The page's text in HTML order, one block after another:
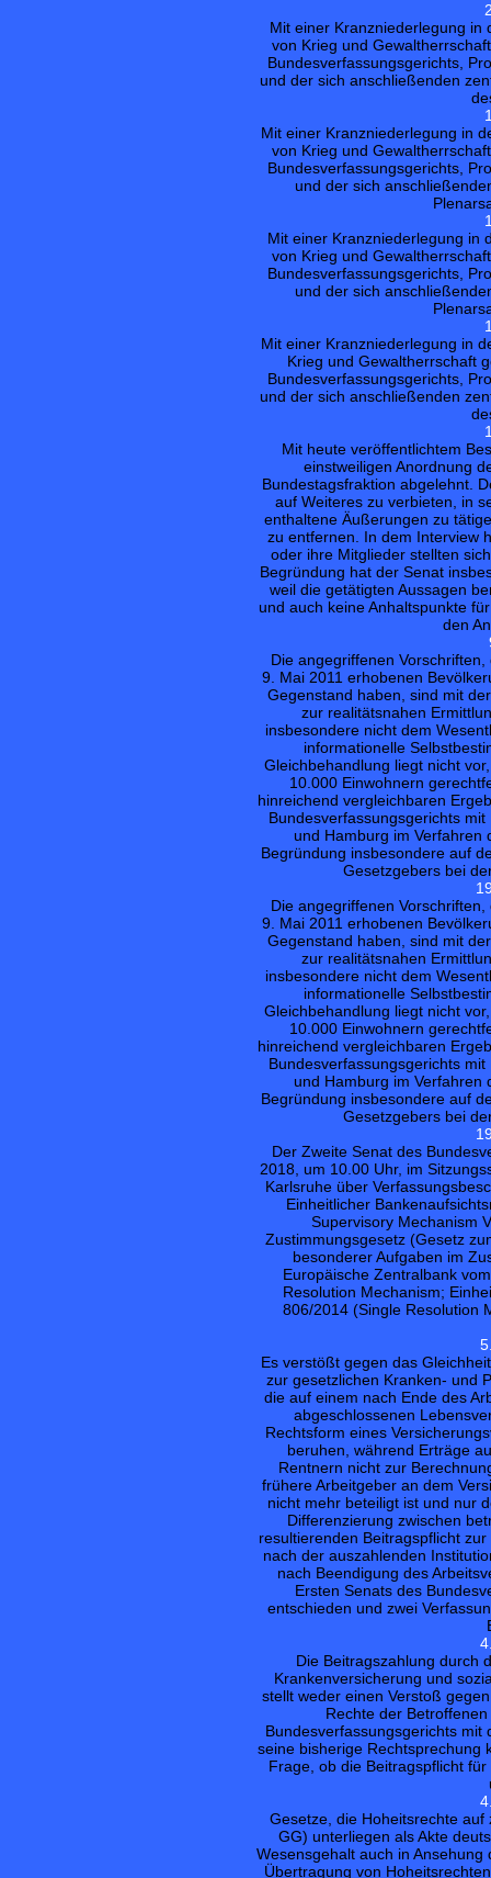
Mit einer Kranzniederlegung in
von Krieg und
Bundesverfassungsgerichts,
und der sich anschließenden
Mit einer Kranzniederlegung in
von Krieg und
Bundesverfassungsgerichts,
und der sich
Mit einer Kranzniederlegung in
von Krieg und
Bundesverfassungsgerichts,
und der sich
Mit einer Kranzniederlegung in
Krieg und Gewaltherrschaft
Bundesverfassungsgerichts,
und der sich anschließenden
Mit heute veröffentlichtem
einstweiligen Anordnung
Bundestagsfraktion abgelehnt.
auf Weiteres zu verbieten, in
enthaltene Äußerungen zu
zu entfernen. In dem Interview
oder ihre Mitglieder stellten
Begründung hat der Senat
weil die getätigten Aussagen
und auch keine Anhaltspunkte
den
Die angegriffenen
9. Mai 2011 erhobenen
Gegenstand haben, sind mit
zur realitätsnahen
insbesondere nicht dem
informationelle
Gleichbehandlung liegt nicht
10.000 Einwohnern
hinreichend vergleichbaren
Bundesverfassungsgerichts
und Hamburg im Verfahren
Begründung insbesondere auf
Gesetzgebers bei
Die angegriffenen
9. Mai 2011 erhobenen
Gegenstand haben, sind mit
zur realitätsnahen
insbesondere nicht dem
informationelle
Gleichbehandlung liegt nicht
10.000 Einwohnern
hinreichend vergleichbaren
Bundesverfassungsgerichts
und Hamburg im Verfahren
Begründung insbesondere auf
Gesetzgebers bei
Der Zweite Senat des
2018, um 10.00 Uhr, im
Karlsruhe über
Einheitlicher
Supervisory Mechanism
Zustimmungsgesetz (Gesetz
besonderer Aufgaben im
Europäische Zentralbank
Resolution Mechanism;
806/2014 (Single Resolution
Es verstößt gegen das
zur gesetzlichen Kranken- und
die auf einem nach Ende des
abgeschlossenen
Rechtsform eines
beruhen, während Erträge
Rentnern nicht zur
frühere Arbeitgeber an dem
nicht mehr beteiligt ist und nur
Differenzierung zwischen
resultierenden Beitragspflicht
nach der auszahlenden
nach Beendigung des
Ersten Senats des
entschieden und zwei
Die Beitragszahlung durch
Krankenversicherung und
stellt weder einen Verstoß
Rechte der
Bundesverfassungsgerichts
seine bisherige Rechtsprechung
Frage, ob die Beitragspflicht
Gesetze, die Hoheitsrechte
GG) unterliegen als Akte
Wesensgehalt auch in
Übertragung von